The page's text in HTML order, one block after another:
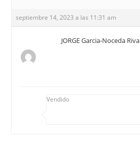
septiembre 14, 2023 a las 11:31 am
JORGE Garcia-Noceda Riva
Vendido